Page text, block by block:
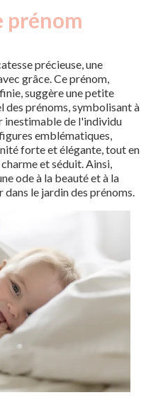
prénom
précieuse, une
grâce. Ce prénom,
suggère une petite
des prénoms, symbolisant à
inestimable de l'individu
emblématiques,
forte et élégante, tout en
et séduit. Ainsi,
ode à la beauté et à la
le jardin des prénoms.